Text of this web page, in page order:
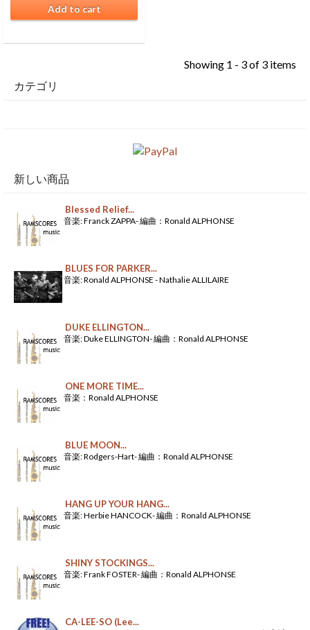
Add to cart
Showing 1 - 3 of 3 items
カテゴリ
新しい商品
Blessed Relief...
音楽: Franck ZAPPA- 編曲：Ronald ALPHONSE
BLUES FOR PARKER...
音楽: Ronald ALPHONSE - Nathalie ALLILAIRE
DUKE ELLINGTON...
音楽: Duke ELLINGTON- 編曲：Ronald ALPHONSE
ONE MORE TIME...
音楽：Ronald ALPHONSE
BLUE MOON...
音楽: Rodgers-Hart- 編曲：Ronald ALPHONSE
HANG UP YOUR HANG...
音楽: Herbie HANCOCK- 編曲：Ronald ALPHONSE
SHINY STOCKINGS...
音楽: Frank FOSTER- 編曲：Ronald ALPHONSE
CA-LEE-SO (Lee...